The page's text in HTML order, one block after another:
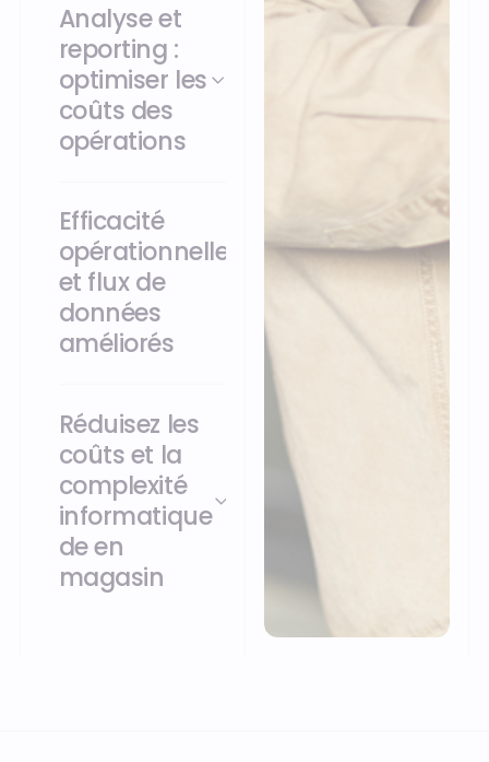
Analyse et
reporting :
optimiser les
coûts des
opérations
Efficacité
opérationnelle
et flux de
données
améliorés
Réduisez les
coûts et la
complexité
informatique
de en
magasin